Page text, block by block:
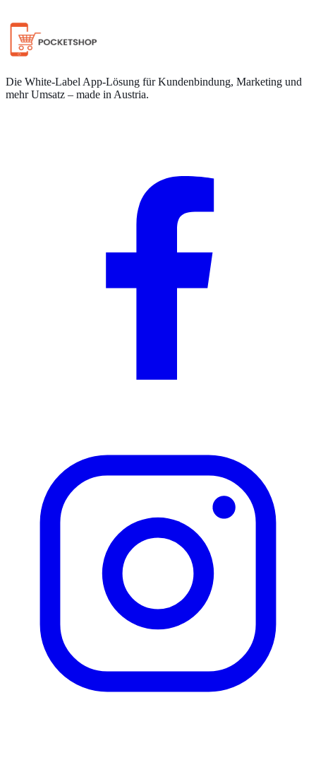
Auf WhatsApp chatten
Die White-Label App-Lösung für Kundenbindung, Marketing und
mehr Umsatz – made in Austria.